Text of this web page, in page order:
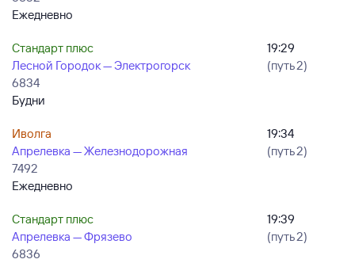
Ежедневно
Стандарт плюс
Лесной Городок — Электрогорск
6834
Будни
19:29
(путь 2)
Иволга
Апрелевка — Железнодорожная
7492
Ежедневно
19:34
(путь 2)
Стандарт плюс
Апрелевка — Фрязево
6836
19:39
(путь 2)